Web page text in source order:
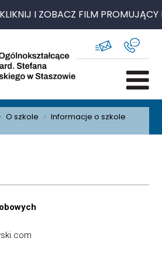
KLIKNIJ I ZOBACZ FILM PROMUJĄCY
O szkole > Informacje o szkole